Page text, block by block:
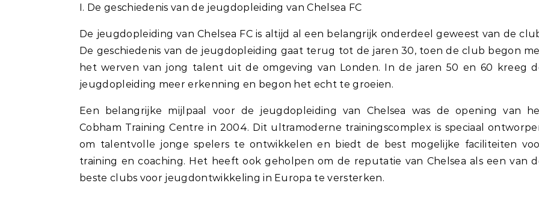
I. De geschiedenis van de jeugdopleiding van Chelsea FC
De jeugdopleiding van Chelsea FC is altijd al een belangrijk onderdeel geweest van de
De geschiedenis van de jeugdopleiding gaat terug tot de jaren 30, toen de club begon
het werven van jong talent uit de omgeving van Londen. In de jaren 50 en 60 kreeg
jeugdopleiding meer erkenning en begon het echt te groeien.
Een belangrijke mijlpaal voor de jeugdopleiding van Chelsea was de opening van
Cobham Training Centre in 2004. Dit ultramoderne trainingscomplex is speciaal
om talentvolle jonge spelers te ontwikkelen en biedt de best mogelijke faciliteiten
training en coaching. Het heeft ook geholpen om de reputatie van Chelsea als een van
beste clubs voor jeugdontwikkeling in Europa te versterken.